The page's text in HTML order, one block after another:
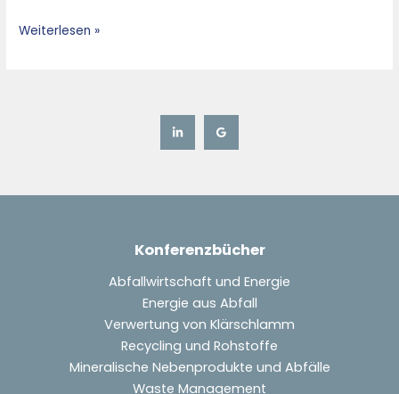
Weiterlesen »
Konferenzbücher
Abfallwirtschaft und Energie
Energie aus Abfall
Verwertung von Klärschlamm
Recycling und Rohstoffe
Mineralische Nebenprodukte und Abfälle
Waste Management